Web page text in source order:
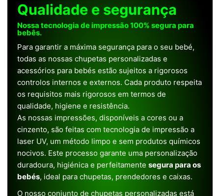
Qualidade e segurança
Nossa tecnologia de impressão 100% segura para
bebês.
Para garantir a máxima segurança para o seu bebé,
todas as nossas chupetas personalizadas e
acessórios para bebés estão sujeitos a rigorosos
controlos internos e externos. Cada produto respeita
os requisitos mais rigorosos em termos de
qualidade, higiene e resistência.
As nossas impressões, disponíveis a cores ou a
cinzento, são feitas com tecnologia de impressão a
laser UV, um método limpo e sem produtos químicos
nocivos. Este processo garante uma personalização
duradoura, higiénica e perfeitamente segura para os
bebés, ideal para chupetas, prendedores e caixas.
O nosso conjunto de chupetas personalizadas está